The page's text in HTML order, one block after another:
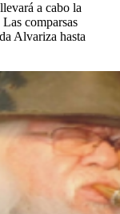
a cabo la
comparsas
Alvariza hasta